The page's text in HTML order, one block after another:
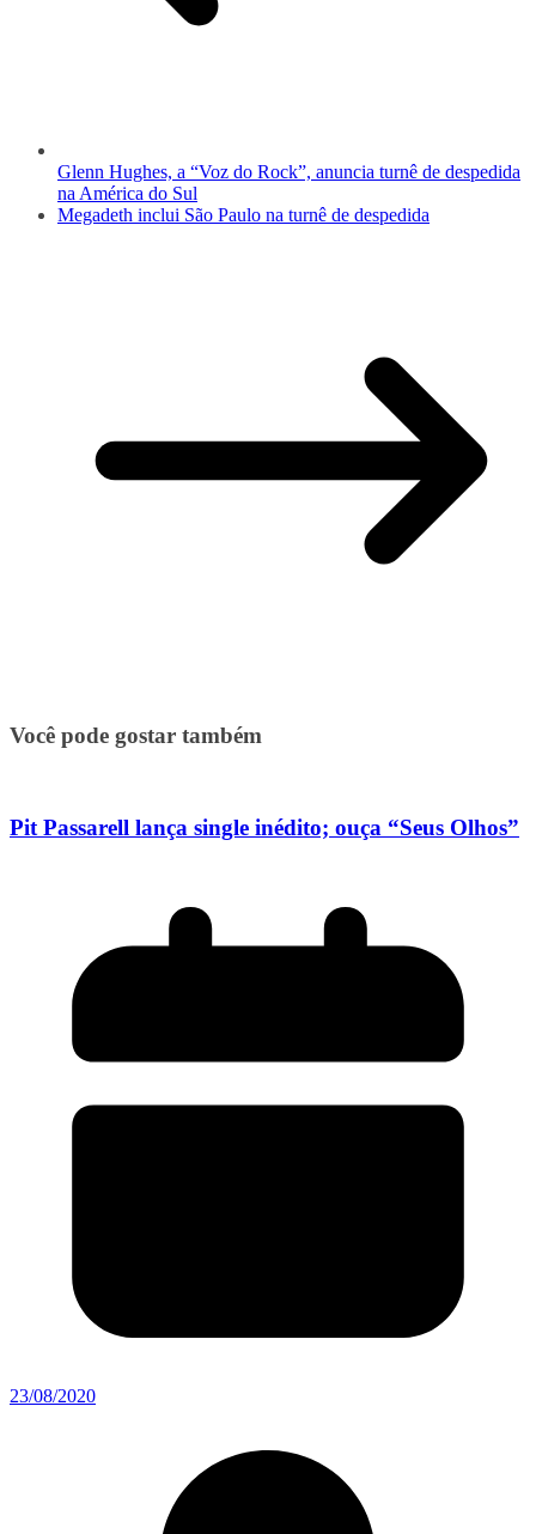
Glenn Hughes, a “Voz do Rock”, anuncia turnê de despedida
na América do Sul
Megadeth inclui São Paulo na turnê de despedida
Você pode gostar também
Pit Passarell lança single inédito; ouça “Seus Olhos”
23/08/2020